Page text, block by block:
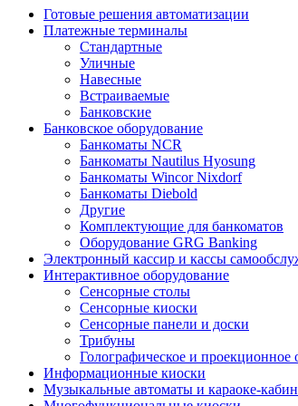
Готовые решения автоматизации
Платежные терминалы
Стандартные
Уличные
Навесные
Встраиваемые
Банковские
Банковское оборудование
Банкоматы NCR
Банкоматы Nautilus Hyosung
Банкоматы Wincor Nixdorf
Банкоматы Diebold
Другие
Комплектующие для банкоматов
Оборудование GRG Banking
Электронный кассир и кассы
Интерактивное оборудование
Сенсорные столы
Сенсорные киоски
Сенсорные панели и доски
Трибуны
Голографическое и проекционное
Информационные киоски
Музыкальные автоматы и караоке-